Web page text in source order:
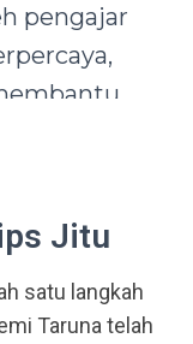
pengajar
Taruna,
terbaik
Jitu
satu langkah
Taruna telah